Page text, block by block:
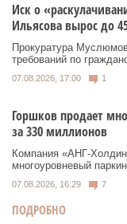
Иск о
Ильясова вырос до
Прокуратура
требований по
07.08.2026, 17:00 1
Горшков продает
за 330 миллионов
Компания «АНГ-
многоуровневый
07.08.2026, 16:29 7
ПОДРОБНО